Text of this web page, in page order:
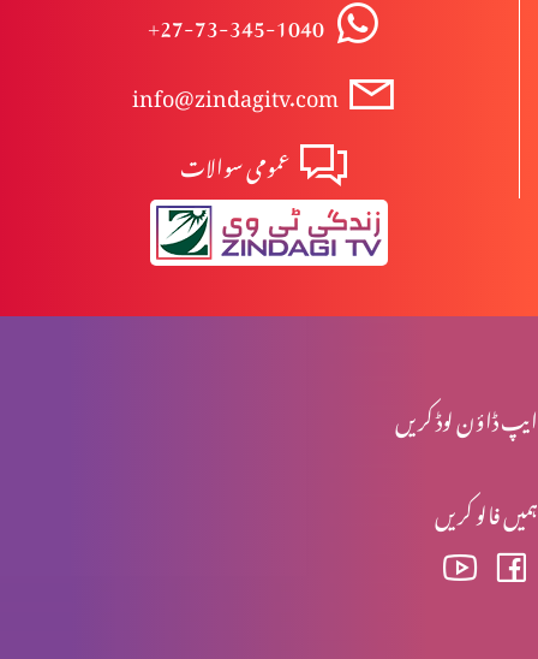
حوصلہ شکنی سے نہ گھبرائیں
خدا توبہ کے وسیلے معاف کرتا ہے
+27-73-345-1040
info@zindagitv.com
عمومی سوالات
ایپ ڈاؤن لوڈ کریں
ہمیں فالو کریں